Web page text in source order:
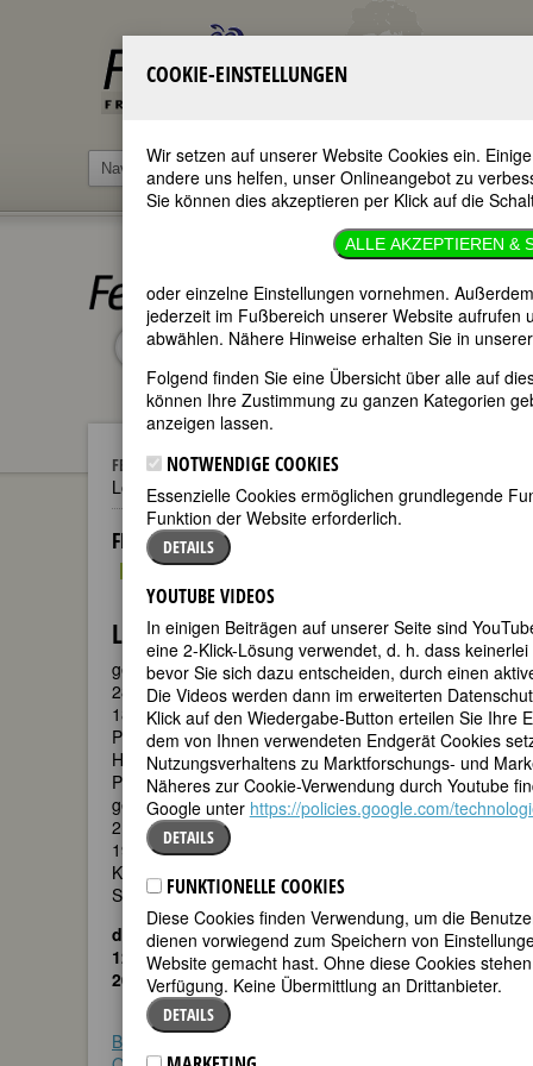
im ganzen Text
FEMBIO SPECIALS FAMOUS LESBIANS
Lotte Laserstein
FEMBIO SPECIAL: FAMOUS LESBIANS
LOTTE LASERSTEIN
Debschitz-Kunowski, 1930),
geboren am
28. November
1898 in
Preußisch-
Holland, heute
Paslek, Polen
gestorben am
21. Januar
1993 in
Kalmar,
Schweden
deutsch-schwedische Malerin
125. Geburtstag am 28. November
2023
Biografie•Zitate
COOKIE-EINSTELLUNGEN
Wir setzen auf unserer Website Cookies ein.
andere uns helfen, unser Onlineangebot zu
Sie können dies akzeptieren per Klick auf die
ALLE AKZEPTIEREN &
oder einzelne Einstellungen vornehmen.
jederzeit im Fußbereich unserer Website aufrufen
abwählen. Nähere Hinweise erhalten Sie in
Folgend finden Sie eine Übersicht über alle auf
können Ihre Zustimmung zu ganzen Kategorien
anzeigen lassen.
NOTWENDIGE COOKIES
Essenzielle Cookies ermöglichen grundlegende
Funktion der Website erforderlich.
DETAILS
YOUTUBE VIDEOS
In einigen Beiträgen auf unserer Seite sind
eine 2-Klick-Lösung verwendet, d. h. dass
bevor Sie sich dazu entscheiden, durch einen
Die Videos werden dann im erweiterten
Klick auf den Wiedergabe-Button erteilen Sie Ihre
dem von Ihnen verwendeten Endgerät Cookies
Nutzungsverhaltens zu Marktforschungs- und
Näheres zur Cookie-Verwendung durch Youtube
Google unter https://policies.google.com/
DETAILS
FUNKTIONELLE COOKIES
Diese Cookies finden Verwendung, um die
dienen vorwiegend zum Speichern von
Website gemacht hast. Ohne diese Cookies
Verfügung. Keine Übermittlung an Drittanbieter.
DETAILS